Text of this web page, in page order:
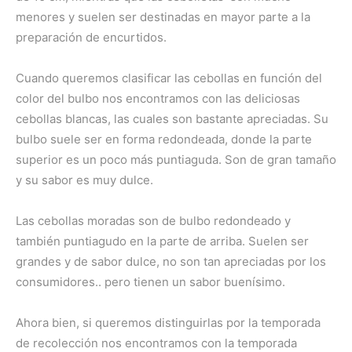
menores y suelen ser destinadas en mayor parte a la
preparación de encurtidos.
Cuando queremos clasificar las cebollas en función del
color del bulbo nos encontramos con las deliciosas
cebollas blancas, las cuales son bastante apreciadas. Su
bulbo suele ser en forma redondeada, donde la parte
superior es un poco más puntiaguda. Son de gran tamaño
y su sabor es muy dulce.
Las cebollas moradas son de bulbo redondeado y
también puntiagudo en la parte de arriba. Suelen ser
grandes y de sabor dulce, no son tan apreciadas por los
consumidores.. pero tienen un sabor buenísimo.
Ahora bien, si queremos distinguirlas por la temporada
de recolección nos encontramos con la temporada